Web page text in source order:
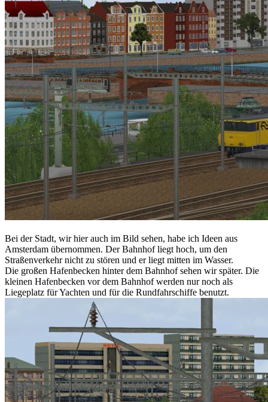
Bei der Stadt, wir hier auch im Bild sehen, habe ich Ideen aus
Amsterdam übernommen. Der Bahnhof liegt hoch, um den
Straßenverkehr nicht zu stören und er liegt mitten im Wasser.
Die großen Hafenbecken hinter dem Bahnhof sehen wir später. Die
kleinen Hafenbecken vor dem Bahnhof werden nur noch als
Liegeplatz für Yachten und für die Rundfahrschiffe benutzt.